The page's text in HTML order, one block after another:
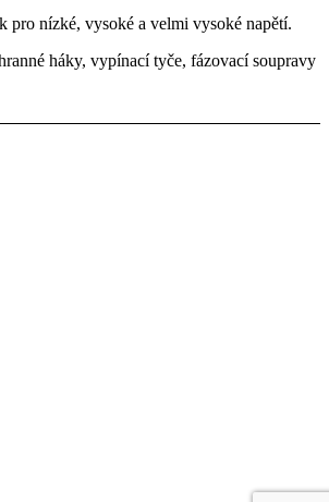
pro nízké, vysoké a velmi vysoké napětí.
háky, vypínací tyče, fázovací soupravy